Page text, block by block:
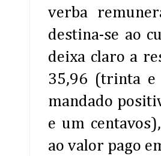
verba
destina-se ao
deixa claro a
35,96 (trinta e
mandado
e um
ao valor pago